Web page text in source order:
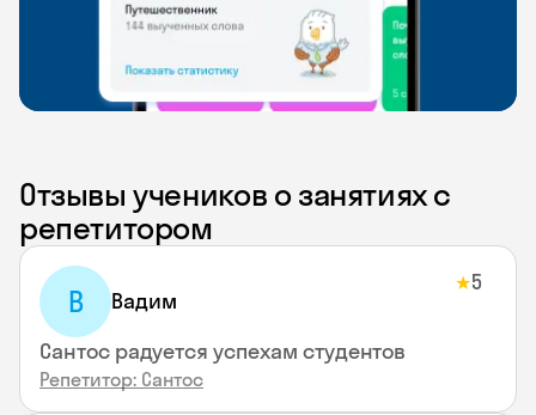
Отзывы учеников о занятиях с
репетитором
В Вадим
★5
Сантос радуется успехам студентов
Репетитор: Сантос